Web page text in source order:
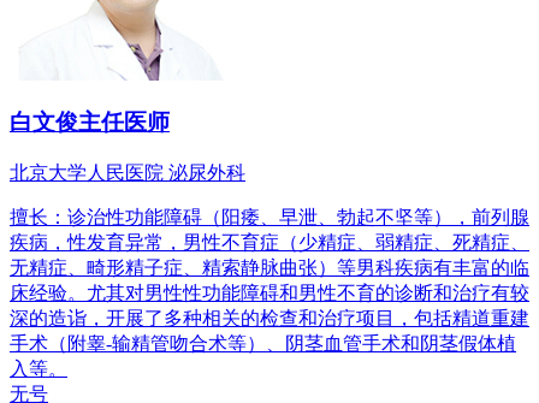
白文俊主任医师
北京大学人民医院 泌尿外科
擅长：诊治性功能障碍（阳痿、早泄、勃起不坚等），前列腺
疾病，性发育异常，男性不育症（少精症、弱精症、死精症、
无精症、畸形精子症、精索静脉曲张）等男科疾病有丰富的临
床经验。尤其对男性性功能障碍和男性不育的诊断和治疗有较
深的造诣，开展了多种相关的检查和治疗项目，包括精道重建
手术（附睾-输精管吻合术等）、阴茎血管手术和阴茎假体植
入等。
无号